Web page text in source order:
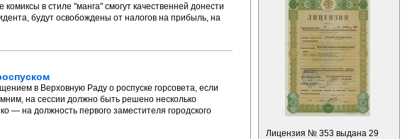
в стиле "манга" смогут качественней донести
будут освобождены от налогов на прибыль, на
в Верховную Раду о роспуске горсовета, если
на сессии должно быть решено несколько
— на должность первого заместителя городского
Лицензия № 353 выдана 29